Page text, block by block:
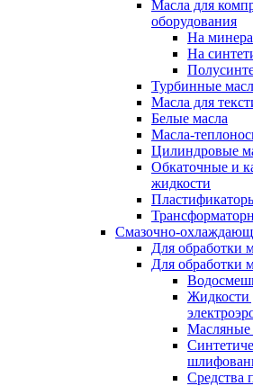
Масла для
оборудования
На
На
Турбинные
Масла для
Белые масла
Масла-
Цилиндровые
Обкаточные и
жидкости
Смазочно-
Для обработки
Для обработки
Жидкости
Средства